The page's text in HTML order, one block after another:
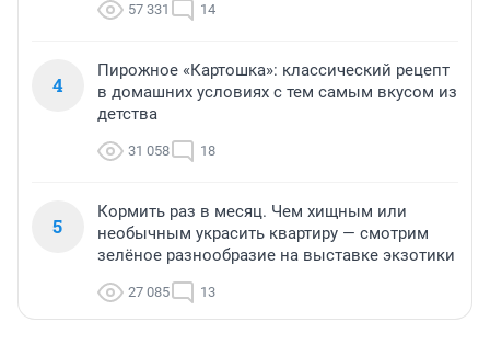
57 331 14
4
Пирожное «Картошка»: классический рецепт
в домашних условиях с тем самым вкусом из
детства
31 058 18
5
Кормить раз в месяц. Чем хищным или
необычным украсить квартиру — смотрим
зелёное разнообразие на выставке экзотики
27 085 13